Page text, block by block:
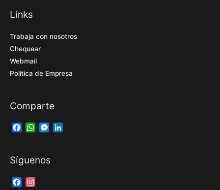
Links
Trabaja con nosotros
Chequear
Webmail
Politica de Empresa
Comparte
Facebook
WhatsApp
Messenger
Síguenos
Facebook